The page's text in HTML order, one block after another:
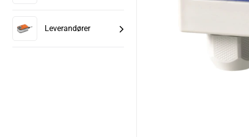
Leverandører